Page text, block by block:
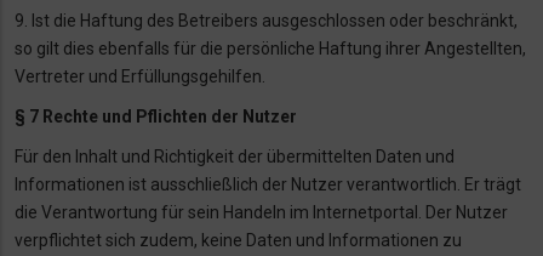
9. Ist die Haftung des Betreibers ausgeschlossen oder beschränkt,
so gilt dies ebenfalls für die persönliche Haftung ihrer Angestellten,
Vertreter und Erfüllungsgehilfen.
§ 7 Rechte und Pflichten der Nutzer
Für den Inhalt und Richtigkeit der übermittelten Daten und
Informationen ist ausschließlich der Nutzer verantwortlich. Er trägt
die Verantwortung für sein Handeln im Internetportal.
Der Nutzer
verpflichtet sich zudem, keine Daten und Informationen zu